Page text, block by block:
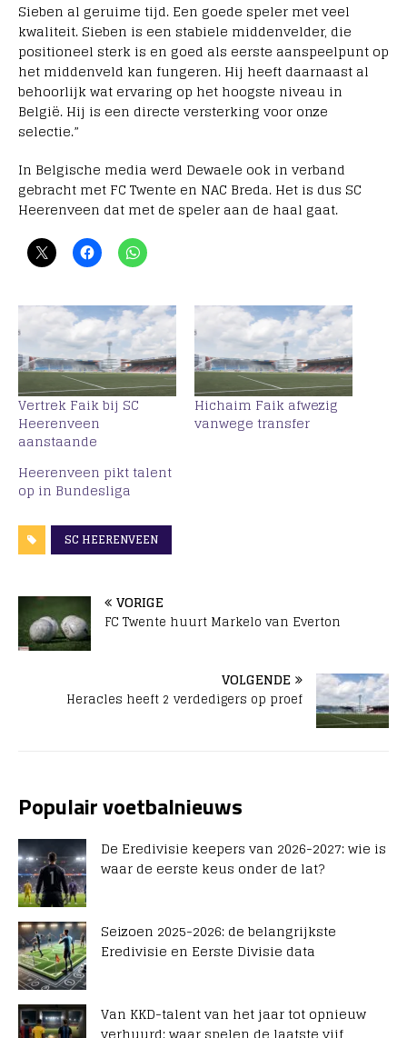
Sieben al geruime tijd. Een goede speler met veel
kwaliteit. Sieben is een stabiele middenvelder, die
positioneel sterk is en goed als eerste aanspeelpunt op
het middenveld kan fungeren. Hij heeft daarnaast al
behoorlijk wat ervaring op het hoogste niveau in
België. Hij is een directe versterking voor onze
selectie.”
In Belgische media werd Dewaele ook in verband
gebracht met FC Twente en NAC Breda. Het is dus SC
Heerenveen dat met de speler aan de haal gaat.
Vertrek Faik bij SC
Heerenveen
aanstaande
Hichaim Faik afwezig
vanwege transfer
Heerenveen pikt talent
op in Bundesliga
SC HEERENVEEN
VORIGE
FC Twente huurt Markelo van Everton
VOLGENDE
Heracles heeft 2 verdedigers op proef
Populair voetbalnieuws
De Eredivisie keepers van 2026-2027: wie is
waar de eerste keus onder de lat?
Seizoen 2025-2026: de belangrijkste
Eredivisie en Eerste Divisie data
Van KKD-talent van het jaar tot opnieuw